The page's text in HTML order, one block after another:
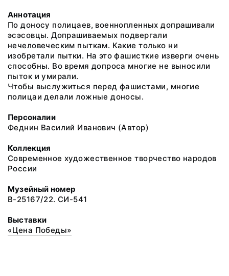
Аннотация
По доносу полицаев, военнопленных допрашивали
эсэсовцы. Допрашиваемых подвергали
нечеловеческим пыткам. Какие только ни
изобретали пытки. На это фашисткие изверги очень
способны. Во время допроса многие не выносили
пыток и умирали.
Чтобы выслужиться перед фашистами, многие
полицаи делали ложные доносы.
Персоналии
Феднин Василий Иванович (Автор)
Коллекция
Современное художественное творчество народов
России
Музейный номер
В-25167/22. СИ-541
Выставки
«Цена Победы»